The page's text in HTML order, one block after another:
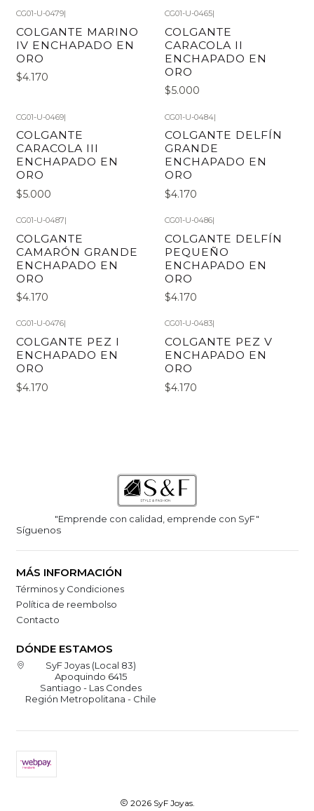
CG01-U-0479|
COLGANTE MARINO
IV ENCHAPADO EN
ORO
$4.170
CG01-U-0465|
COLGANTE
CARACOLA II
ENCHAPADO EN
ORO
$5.000
CG01-U-0469|
COLGANTE
CARACOLA III
ENCHAPADO EN
ORO
$5.000
CG01-U-0484|
COLGANTE DELFÍN
GRANDE
ENCHAPADO EN
ORO
$4.170
CG01-U-0487|
COLGANTE
CAMARÓN GRANDE
ENCHAPADO EN
ORO
$4.170
CG01-U-0486|
COLGANTE DELFÍN
PEQUEÑO
ENCHAPADO EN
ORO
$4.170
CG01-U-0476|
COLGANTE PEZ I
ENCHAPADO EN
ORO
$4.170
CG01-U-0483|
COLGANTE PEZ V
ENCHAPADO EN
ORO
$4.170
"Emprende con calidad, emprende con SyF"
Síguenos
MÁS INFORMACIÓN
Términos y Condiciones
Política de reembolso
Contacto
DÓNDE ESTAMOS
SyF Joyas (Local 83)
Apoquindo 6415
Santiago - Las Condes
Región Metropolitana - Chile
2026 SyF Joyas.